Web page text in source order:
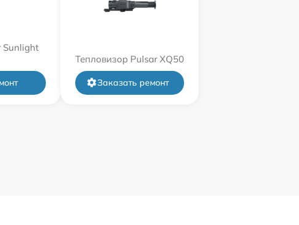
Sunlight
Тепловизор Pulsar XQ50
Заказать ремонт